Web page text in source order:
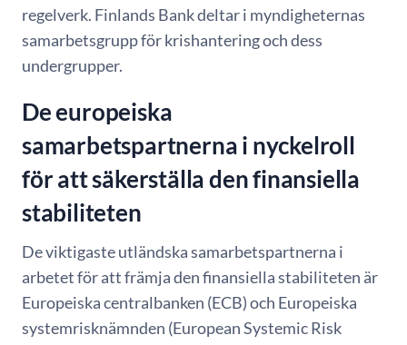
regelverk. Finlands Bank deltar i myndigheternas
samarbetsgrupp för krishantering och dess
undergrupper.
De europeiska
samarbetspartnerna i nyckelroll
för att säkerställa den finansiella
stabiliteten
De viktigaste utländska samarbetspartnerna i
arbetet för att främja den finansiella stabiliteten är
Europeiska centralbanken (ECB) och Europeiska
systemrisknämnden (European Systemic Risk